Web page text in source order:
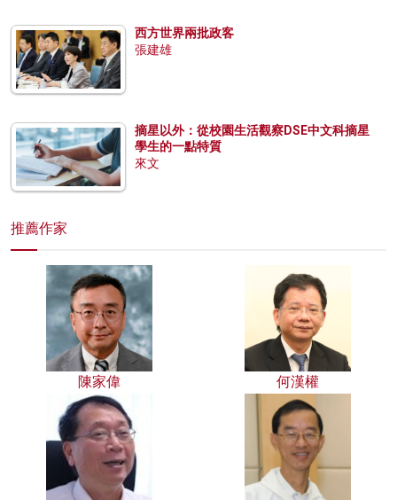
西方世界兩批政客
張建雄
摘星以外：從校園生活觀察DSE中文科摘星
學生的一點特質
來文
推薦作家
陳家偉 何漢權